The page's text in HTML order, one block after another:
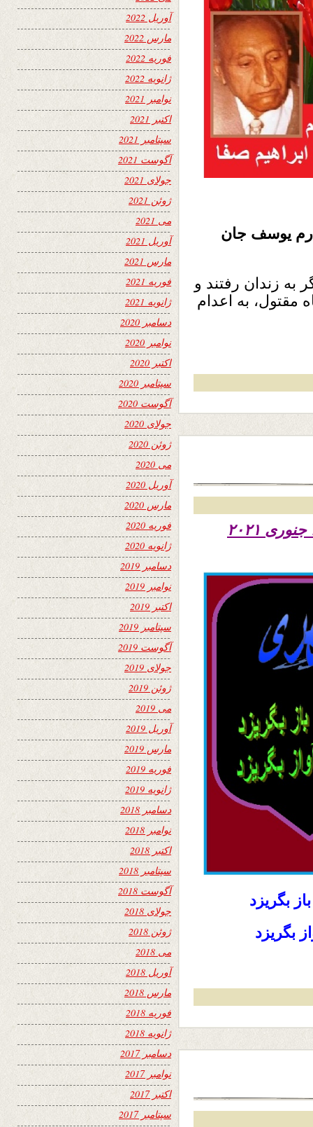
یوسف جان
به زندان رفتند و
مقتول، به اعدام
تاریخ نشر پنجشنبه نهم دلو ۱۳۹۹ – ۲۸ جنوری ۲۰۲۱
بگریزد
بگریزد
آوریل 2022
مارس 2022
فوریه 2022
ژانویه 2022
نوامبر 2021
اکتبر 2021
سپتامبر 2021
آگوست 2021
جولای 2021
ژوئن 2021
می 2021
آوریل 2021
مارس 2021
فوریه 2021
ژانویه 2021
دسامبر 2020
نوامبر 2020
اکتبر 2020
سپتامبر 2020
آگوست 2020
جولای 2020
ژوئن 2020
می 2020
آوریل 2020
مارس 2020
فوریه 2020
ژانویه 2020
دسامبر 2019
نوامبر 2019
اکتبر 2019
سپتامبر 2019
آگوست 2019
جولای 2019
ژوئن 2019
می 2019
آوریل 2019
مارس 2019
فوریه 2019
ژانویه 2019
دسامبر 2018
نوامبر 2018
اکتبر 2018
سپتامبر 2018
آگوست 2018
جولای 2018
ژوئن 2018
می 2018
آوریل 2018
مارس 2018
فوریه 2018
ژانویه 2018
دسامبر 2017
نوامبر 2017
اکتبر 2017
سپتامبر 2017